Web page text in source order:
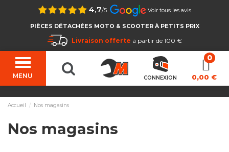
4,7/5 Voir tous les avis
PIÈCES DÉTACHÉES MOTO & SCOOTER À PETITS PRIX
Livraison offerte à partir de 100 €
MENU CONNEXION 0,00 €
Accueil Nos magasins
Nos magasins